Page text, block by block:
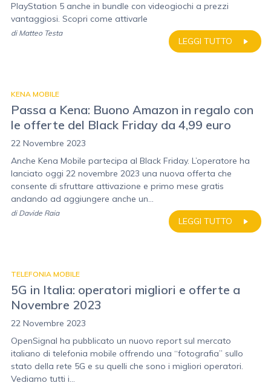
PlayStation 5 anche in bundle con videogiochi a prezzi
vantaggiosi. Scopri come attivarle
LEGGI TUTTO
di Matteo Testa
KENA MOBILE
Passa a Kena: Buono Amazon in regalo con
le offerte del Black Friday da 4,99 euro
22 Novembre 2023
Anche Kena Mobile partecipa al Black Friday. L’operatore ha
lanciato oggi 22 novembre 2023 una nuova offerta che
consente di sfruttare attivazione e primo mese gratis
andando ad aggiungere anche un...
LEGGI TUTTO
di Davide Raia
TELEFONIA MOBILE
5G in Italia: operatori migliori e offerte a
Novembre 2023
22 Novembre 2023
OpenSignal ha pubblicato un nuovo report sul mercato
italiano di telefonia mobile offrendo una “fotografia” sullo
stato della rete 5G e su quelli che sono i migliori operatori.
Vediamo tutti i...